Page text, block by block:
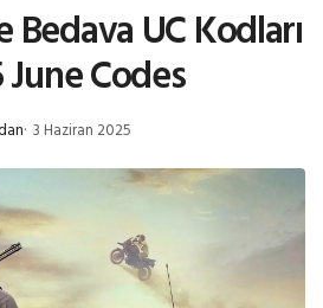
Bedava UC Kodları
Codes
3 Haziran 2025